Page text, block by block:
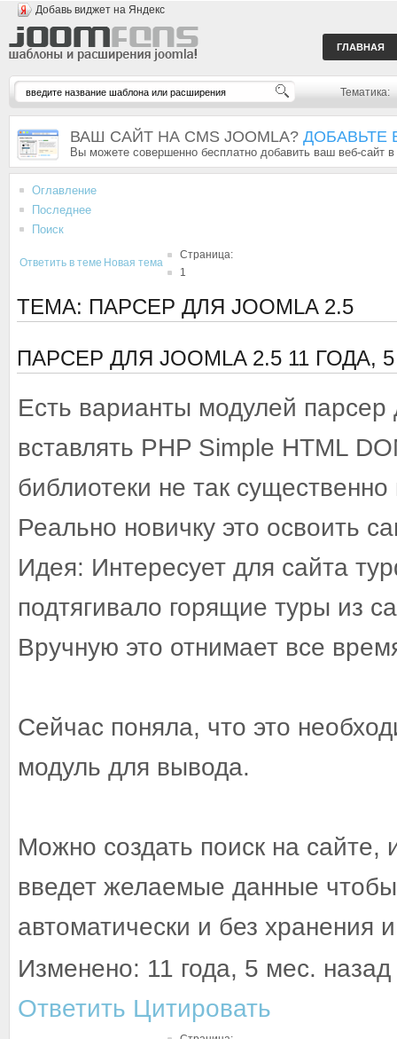
Добавь виджет на Яндекс
ГЛАВНАЯ
Тематика:
ВАШ САЙТ НА CMS JOOMLA? ДОБАВЬТЕ
Вы можете совершенно бесплатно добавить ваш веб-сайт
Оглавление
Последнее
Поиск
Ответить в теме Новая тема
Страница:
1
ТЕМА: ПАРСЕР ДЛЯ JOOMLA 2.5
ПАРСЕР ДЛЯ JOOMLA 2.5 11 ГОДА,
Есть варианты модулей
вставлять PHP Simple HTML
библиотеки не так
Реально новичку это освоить
Идея: Интересует для сайта
подтягивало горящие туры из
Вручную это отнимает все
Сейчас поняла, что это
модуль для вывода.
Можно создать поиск на сайте,
введет желаемые данные
автоматически и без хранения
Изменено: 11 года, 5 мес. назад
Ответить Цитировать